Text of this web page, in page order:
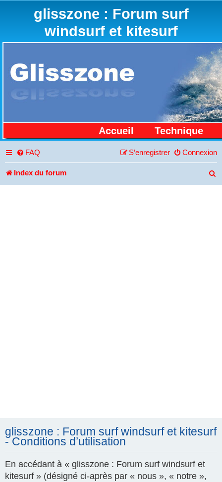
glisszone : Forum surf
windsurf et kitesurf
Accueil Technique
FAQ Connexion
S’enregistrer
Index du forum
glisszone : Forum surf windsurf et kitesurf
- Conditions d’utilisation
En accédant à « glisszone : Forum surf windsurf et
kitesurf » (désigné ci-après par « nous », « notre »,